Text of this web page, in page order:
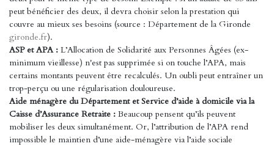
peut bénéficier des deux, il devra choisir selon la prestation qui
couvre au mieux ses besoins (source : Département de la Gironde
gironde.fr).
ASP et APA : L’Allocation de Solidarité aux Personnes Âgées (ex-
minimum vieillesse) n'est pas supprimée si on touche l’APA, mais
certains montants peuvent être recalculés. Un oubli peut entraîner un
trop-perçu ou une régularisation douloureuse.
Aide ménagère du Département et Service d’aide à domicile via la
Caisse d’Assurance Retraite : Beaucoup pensent qu’ils peuvent
mobiliser les deux simultanément. Or, l’attribution de l’APA rend
impossible le maintien d’une aide-ménagère via l’aide sociale